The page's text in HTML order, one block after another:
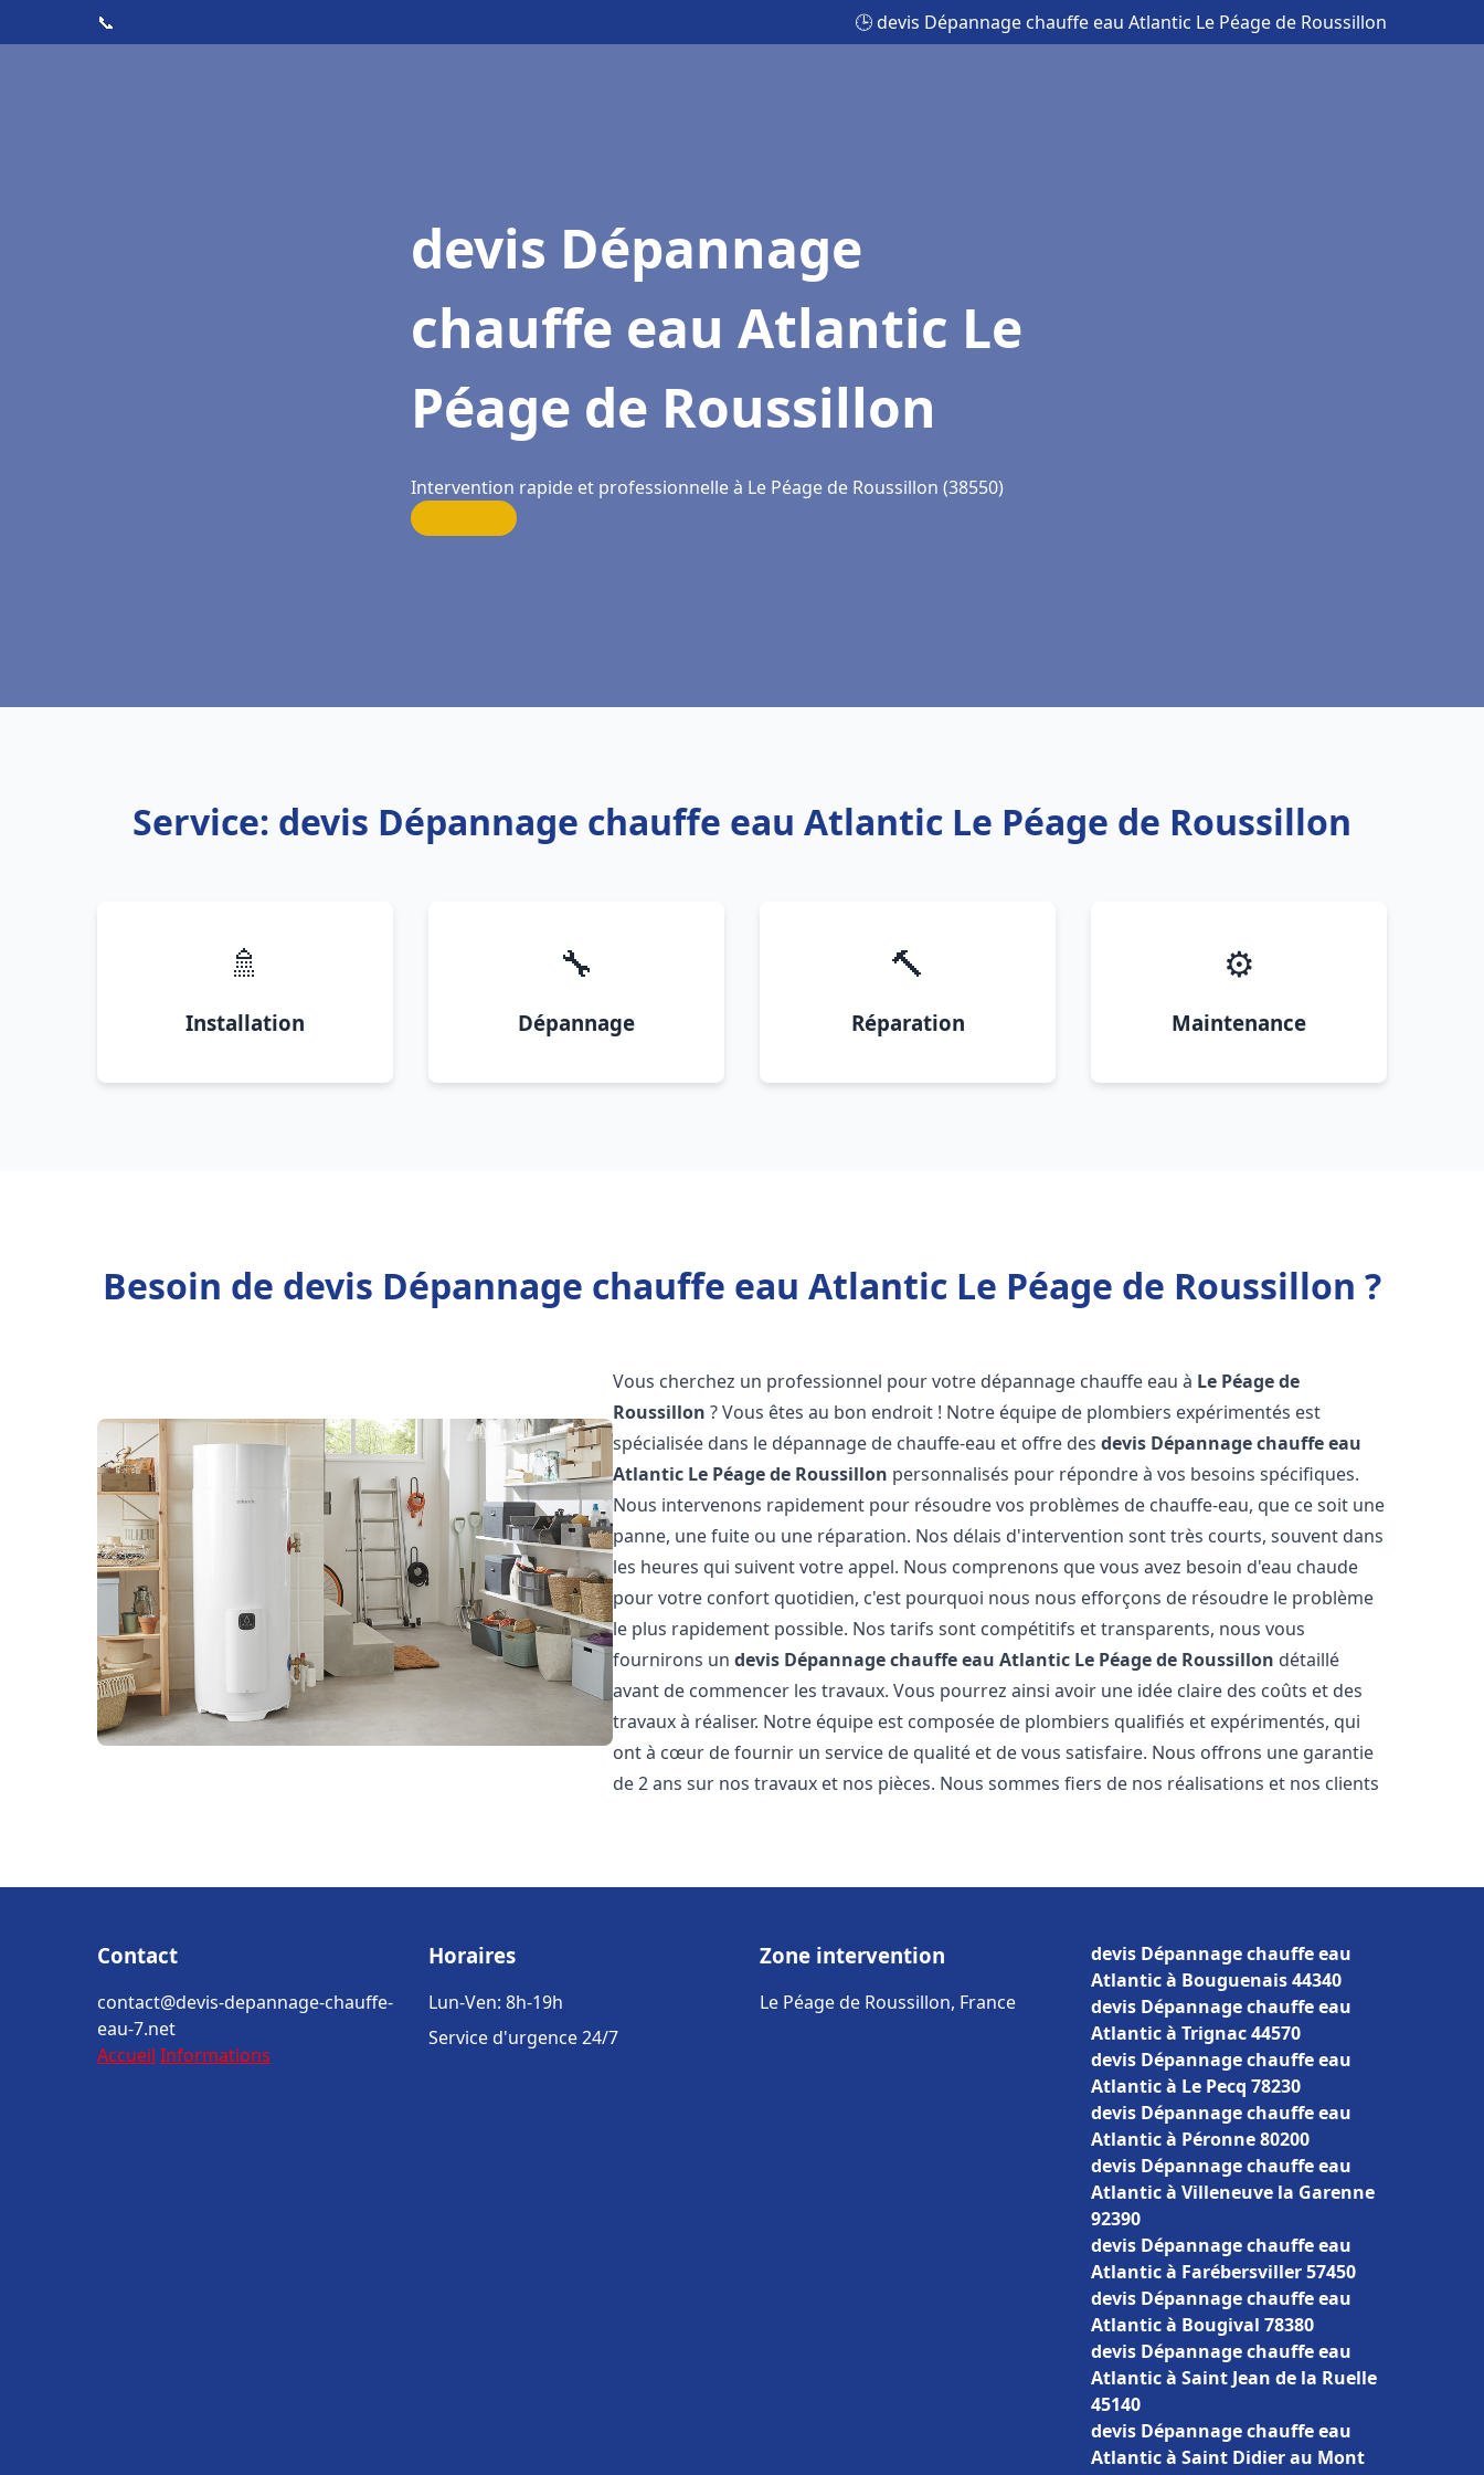
📞 🕒 devis Dépannage chauffe eau Atlantic Le Péage de Roussillon
devis Dépannage
chauffe eau Atlantic Le
Péage de Roussillon
Intervention rapide et professionnelle à Le Péage de Roussillon (38550)
Service: devis Dépannage chauffe eau Atlantic Le Péage de Roussillon
🚿
Installation
🔧
Dépannage
🔨
Réparation
⚙️
Maintenance
Besoin de devis Dépannage chauffe eau Atlantic Le Péage de Roussillon ?
Vous cherchez un professionnel pour votre dépannage chauffe eau à Le Péage de
Roussillon ? Vous êtes au bon endroit ! Notre équipe de plombiers expérimentés est
spécialisée dans le dépannage de chauffe-eau et offre desdevis Dépannage chauffe eau
Atlantic Le Péage de Roussillon personnalisés pour répondre à vos besoins spécifiques.
Nous intervenons rapidement pour résoudre vos problèmes de chauffe-eau, que ce soit une
panne, une fuite ou une réparation. Nos délais d'intervention sont très courts, souvent dans
les heures qui suivent votre appel. Nous comprenons que vous avez besoin d'eau chaude
pour votre confort quotidien, c'est pourquoi nous nous efforçons de résoudre le problème
le plus rapidement possible. Nos tarifs sont compétitifs et transparents, nous vous
fournirons undevis Dépannage chauffe eau Atlantic Le Péage de Roussillon détaillé
avant de commencer les travaux. Vous pourrez ainsi avoir une idée claire des coûts et des
travaux à réaliser. Notre équipe est composée de plombiers qualifiés et expérimentés, qui
ont à cœur de fournir un service de qualité et de vous satisfaire. Nous offrons une garantie
de 2 ans sur nos travaux et nos pièces. Nous sommes fiers de nos réalisations et nos clients
Contact
contact@devis-depannage-chauffe-
eau-7.net
Accueil Informations
Horaires
Lun-Ven: 8h-19h
Service d'urgence 24/7
Zone intervention
Le Péage de Roussillon, France
devis Dépannage chauffe eau
Atlantic à Bouguenais 44340
devis Dépannage chauffe eau
Atlantic à Trignac 44570
devis Dépannage chauffe eau
Atlantic à Le Pecq 78230
devis Dépannage chauffe eau
Atlantic à Péronne 80200
devis Dépannage chauffe eau
Atlantic à Villeneuve la Garenne
92390
devis Dépannage chauffe eau
Atlantic à Farébersviller 57450
devis Dépannage chauffe eau
Atlantic à Bougival 78380
devis Dépannage chauffe eau
Atlantic à Saint Jean de la Ruelle
45140
devis Dépannage chauffe eau
Atlantic à Saint Didier au Mont